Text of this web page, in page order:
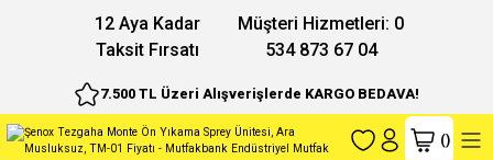
12 Aya Kadar
Taksit Fırsatı
Müşteri Hizmetleri: 0
534 873 67 04
7.500 TL Üzeri Alışverişlerde KARGO BEDAVA!
()